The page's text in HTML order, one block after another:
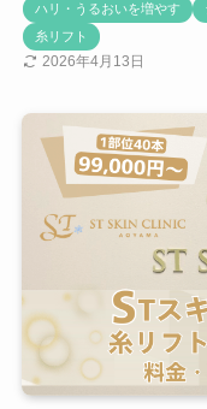
ハリ・うるおいを増やす
糸リフト
2026年4月13日